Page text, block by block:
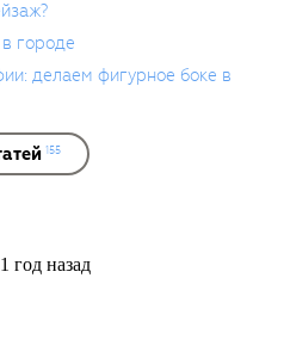
фотостудии Сергея
www.studiomart.ru.
городе
делаем фигурное боке в
155